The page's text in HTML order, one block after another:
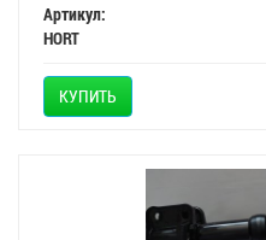
Артикул:
HORT
КУПИТЬ